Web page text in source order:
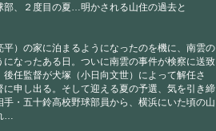
、２度目の夏…明かされる山住の過去と
）の家に泊まるようになったのを機に、南雲の
なったある日。ついに南雲の事件が検察に送致
任監督が犬塚（小日向文世）によって解任さ
申し出る。そして迎える夏の予選、気を引き締
・五十鈴高校野球部員から、横浜にいた頃の山
…